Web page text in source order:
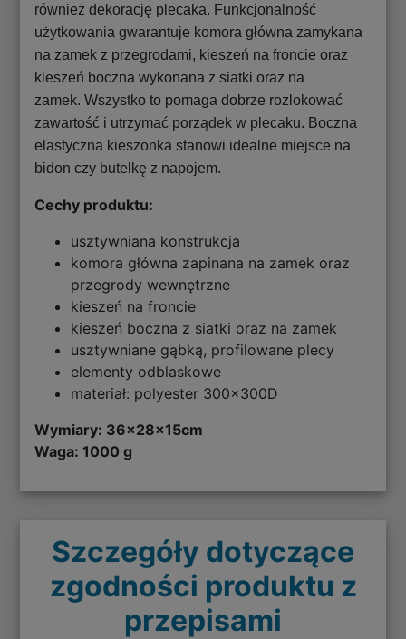
również dekorację plecaka. Funkcjonalność
użytkowania gwarantuje komora główna zamykana
na zamek z przegrodami, kieszeń na froncie oraz
kieszeń boczna wykonana z siatki oraz na
zamek. Wszystko to pomaga dobrze rozlokować
zawartość i utrzymać porządek w plecaku. Boczna
elastyczna kieszonka stanowi idealne miejsce na
bidon czy butelkę z napojem.
Cechy produktu:
usztywniana konstrukcja
komora główna zapinana na zamek oraz
przegrody wewnętrzne
kieszeń na froncie
kieszeń boczna z siatki oraz na zamek
usztywniane gąbką, profilowane plecy
elementy odblaskowe
materiał: polyester 300x300D
Wymiary: 36x28x15cm
Waga: 1000 g
Szczegóły dotyczące
zgodności produktu z
przepisami